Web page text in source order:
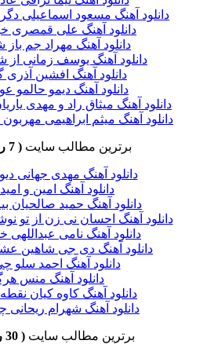
دانلود آهنگ مسعود اسماعیلی
دانلود آهنگ علی قمصری
دانلود آهنگ مهراد جم
دانلود آهنگ یوسف زمانی از
دانلود آهنگ افشین آذری
دانلود آهنگ دیمو حالمو
دانلود آهنگ میثاق راد و مهدی
دانلود آهنگ میثم ابراهیمی
برترین مطالب سایت( 7 روز گذشته )
دانلود آهنگ مهدی جهانی
دانلود آهنگ امین و
دانلود آهنگ حمید صالحیان بیا
دانلود آهنگ احسان نی زن از تو
دانلود آهنگ نامی عبداللهی
دانلود آهنگ دی جی شاهین
دانلود آهنگ احمد سلو
دانلود آهنگ منس
دانلود آهنگ کاوه کیان
دانلود آهنگ شهرام ریحانی
برترین مطالب سایت( 30 روز گذشته )